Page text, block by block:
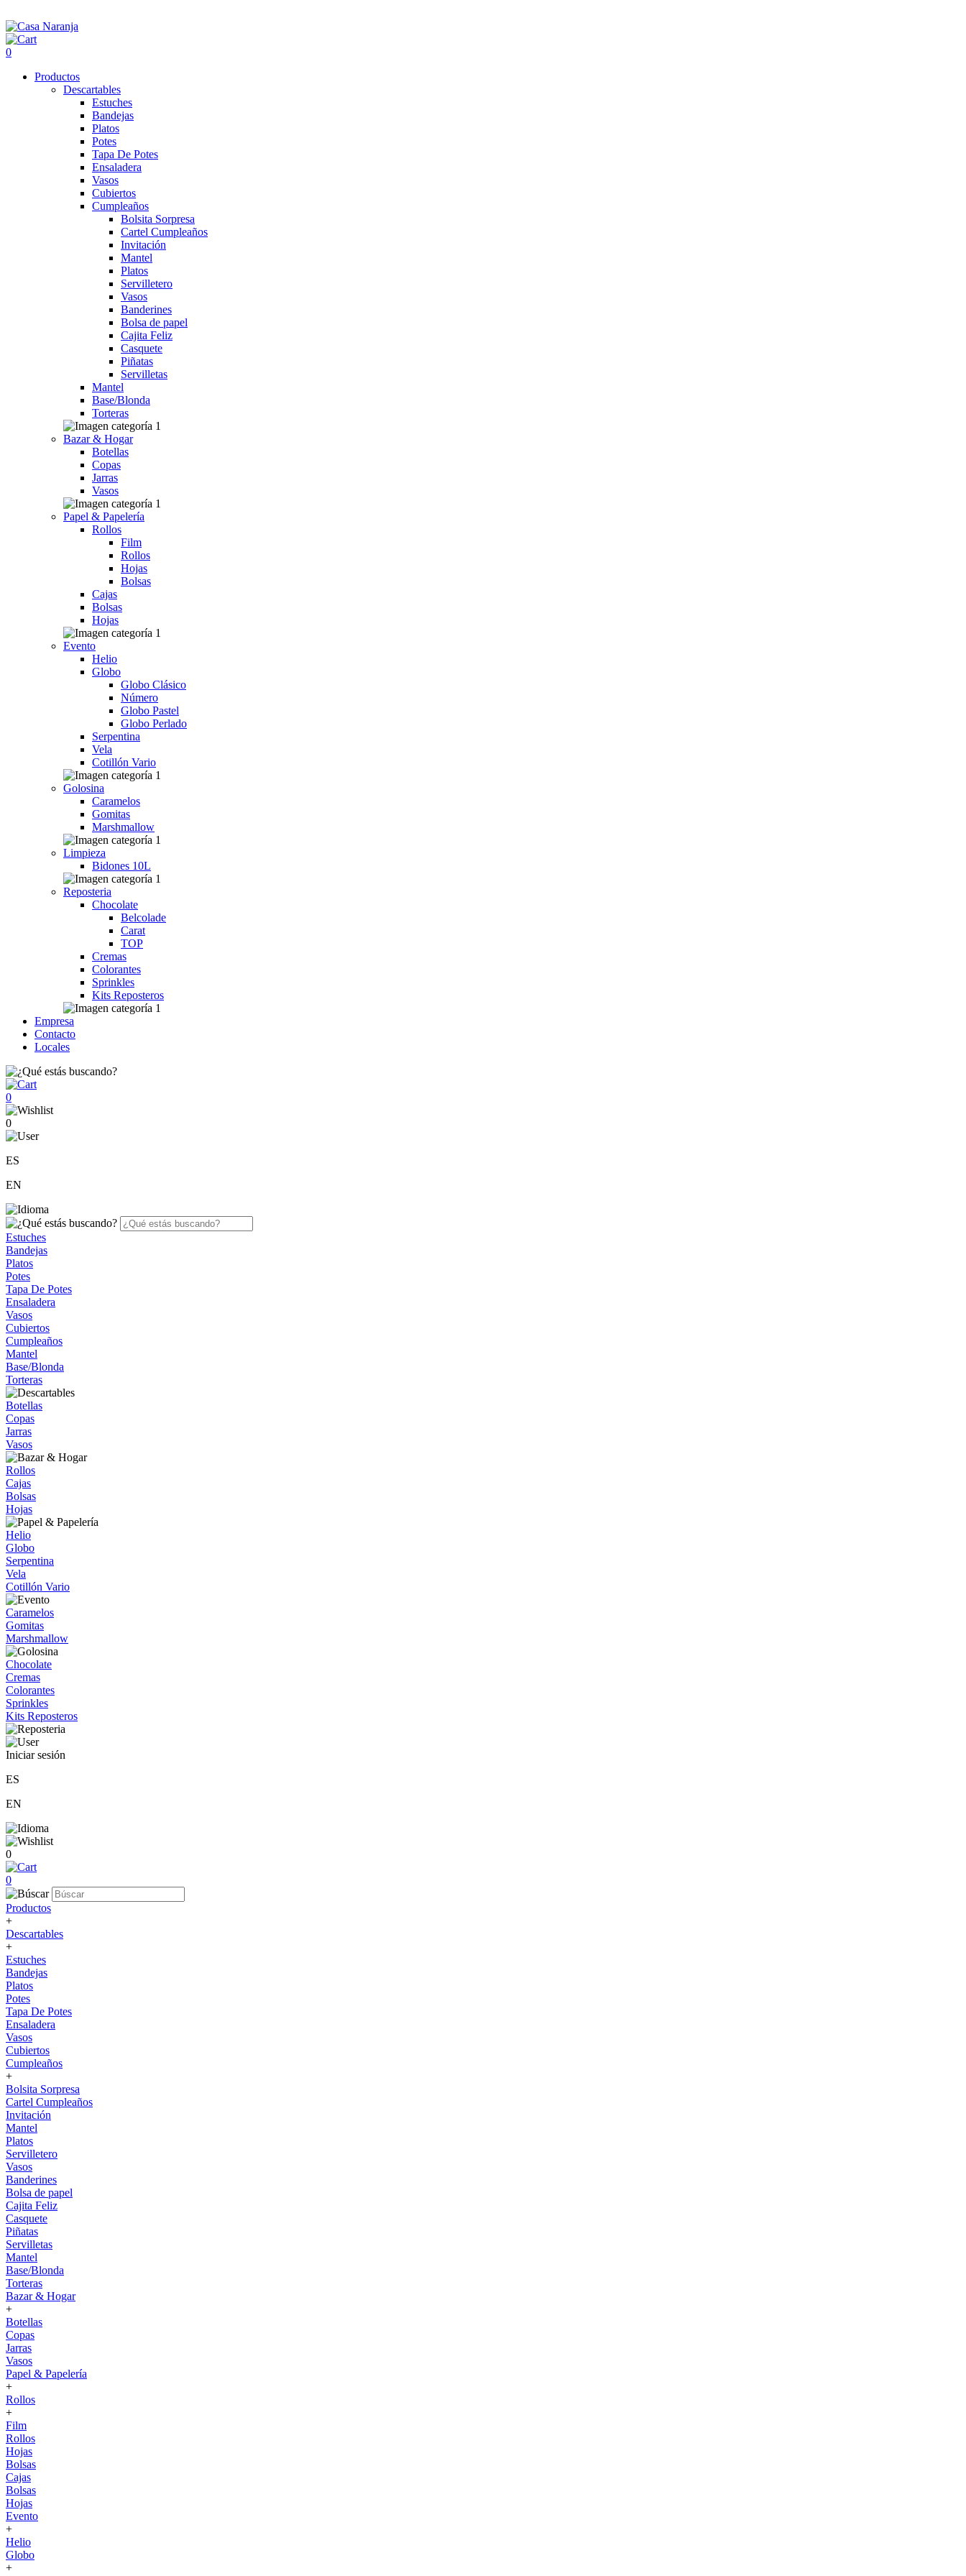
0
Productos
Descartables
Estuches
Bandejas
Platos
Potes
Tapa De Potes
Ensaladera
Vasos
Cubiertos
Cumpleaños
Bolsita Sorpresa
Cartel Cumpleaños
Invitación
Mantel
Platos
Servilletero
Vasos
Banderines
Bolsa de papel
Cajita Feliz
Casquete
Piñatas
Servilletas
Mantel
Base/Blonda
Torteras
Bazar & Hogar
Botellas
Copas
Jarras
Vasos
Papel & Papelería
Rollos
Film
Rollos
Hojas
Bolsas
Cajas
Bolsas
Hojas
Evento
Helio
Globo
Globo Clásico
Número
Globo Pastel
Globo Perlado
Serpentina
Vela
Cotillón Vario
Golosina
Caramelos
Gomitas
Marshmallow
Limpieza
Bidones 10L
Reposteria
Chocolate
Belcolade
Carat
TOP
Cremas
Colorantes
Sprinkles
Kits Reposteros
Empresa
Contacto
Locales
0
0
ES
EN
Estuches
Bandejas
Platos
Potes
Tapa De Potes
Ensaladera
Vasos
Cubiertos
Cumpleaños
Mantel
Base/Blonda
Torteras
Botellas
Copas
Jarras
Vasos
Rollos
Cajas
Bolsas
Hojas
Helio
Globo
Serpentina
Vela
Cotillón Vario
Caramelos
Gomitas
Marshmallow
Chocolate
Cremas
Colorantes
Sprinkles
Kits Reposteros
Iniciar sesión
ES
EN
0
0
Productos
+
Descartables
+
Estuches
Bandejas
Platos
Potes
Tapa De Potes
Ensaladera
Vasos
Cubiertos
Cumpleaños
+
Bolsita Sorpresa
Cartel Cumpleaños
Invitación
Mantel
Platos
Servilletero
Vasos
Banderines
Bolsa de papel
Cajita Feliz
Casquete
Piñatas
Servilletas
Mantel
Base/Blonda
Torteras
Bazar & Hogar
+
Botellas
Copas
Jarras
Vasos
Papel & Papelería
+
Rollos
+
Film
Rollos
Hojas
Bolsas
Cajas
Bolsas
Hojas
Evento
+
Helio
Globo
+